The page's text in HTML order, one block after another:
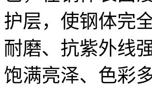
护层，使钢体完
耐磨、抗紫外线
饱满亮泽、色彩